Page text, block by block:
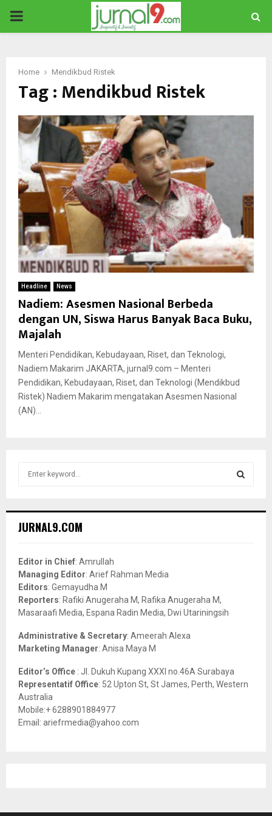
PRIMARY
Home Mendikbud Ristek
Tag : Mendikbud Ristek
Headline News
Nadiem: Asesmen Nasional Berbeda
dengan UN, Siswa Harus Banyak Baca Buku,
Majalah
Menteri Pendidikan, Kebudayaan, Riset, dan Teknologi,
Nadiem Makarim JAKARTA, jurnal9.com – Menteri
Pendidikan, Kebudayaan, Riset, dan Teknologi (Mendikbud
Ristek) Nadiem Makarim mengatakan Asesmen Nasional
(AN)...
h
o
r
:
JURNAL9.COM
Editor in Chief: Amrullah
Managing Editor: Arief Rahman Media
Editors: Gemayudha M
Reporters: Rafiki Anugeraha M, Rafika Anugeraha M,
Masaraafi Media, Espana Radin Media, Dwi Utariningsih
Administrative & Secretary: Ameerah Alexa
Marketing Manager: Anisa Maya M
Editor’s Office : Jl. Dukuh Kupang XXXI no.46A Surabaya
Representatif Office: 52 Upton St, St James, Perth, Western
Australia
Mobile:+ 6288901884977
Email: ariefrmedia@yahoo.com